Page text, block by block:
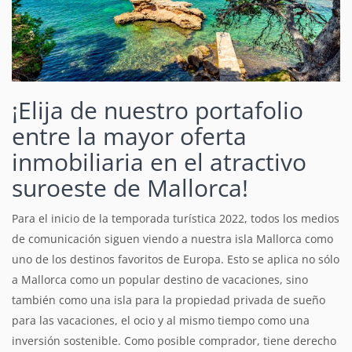
¡Elija de nuestro portafolio
entre la mayor oferta
inmobiliaria en el atractivo
suroeste de Mallorca!
Para el inicio de la temporada turística 2022, todos los medios
de comunicación siguen viendo a nuestra isla Mallorca como
uno de los destinos favoritos de Europa. Esto se aplica no sólo
a Mallorca como un popular destino de vacaciones, sino
también como una isla para la propiedad privada de sueño
para las vacaciones, el ocio y al mismo tiempo como una
inversión sostenible. Como posible comprador, tiene derecho